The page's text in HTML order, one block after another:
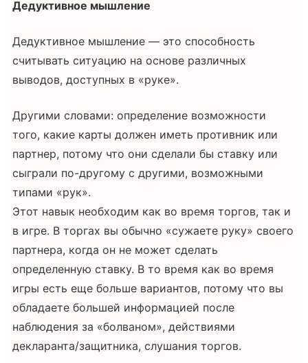
Дедуктивное мышление
Дедуктивное мышление — это способность
считывать ситуацию на основе различных
выводов, доступных в «руке».
Другими словами: определение возможности
того, какие карты должен иметь противник или
партнер, потому что они сделали бы ставку или
сыграли по-другому с другими, возможными
типами «рук».
Этот навык необходим как во время торгов, так и
в игре. В торгах вы обычно «сужаете руку» своего
партнера, когда он не может сделать
определенную ставку. В то время как во время
игры есть еще больше вариантов, потому что вы
обладаете большей информацией после
наблюдения за «болваном», действиями
декларанта/защитника, слушания торгов.